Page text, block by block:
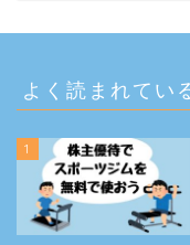
よく読まれてい
1